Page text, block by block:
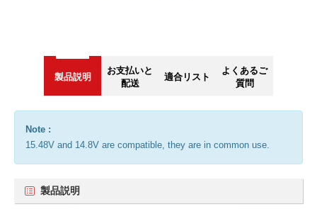
製品説明
お支払いと
配送
適合リスト
よくあるご
質問
Note :
15.48V and 14.8V are compatible, they are in common use.
製品説明